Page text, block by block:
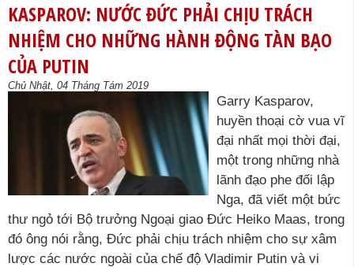
KASPAROV: NƯỚC ĐỨC PHẢI CHỊU TRÁCH
NHIỆM CHO NHỮNG HÀNH ĐỘNG TÀN BẠO
CỦA PUTIN
Chủ Nhật, 04 Tháng Tám 2019
Garry Kasparov,
huyền thoại cờ vua vĩ
đại nhất mọi thời đại,
một trong những nhà
lãnh đạo phe đối lập
Nga, đã viết một bức
thư ngỏ tới Bộ trưởng Ngoại giao Đức Heiko Maas, trong
đó ông nói rằng, Đức phải chịu trách nhiệm cho sự xâm
lược các nước ngoài của chế độ Vladimir Putin và vi